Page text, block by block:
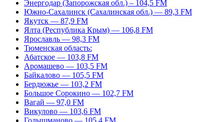
Энергодар (Запорожская обл.) – 104,5 FM
Южно-Сахалинск (Сахалинская обл.) — 89,3 FM
Якутск — 87,9 FM
Ялта (Республика Крым) — 106,8 FM
Ярославль — 98,3 FM
Тюменская область:
Абатское — 103,8 FM
Аромашево — 103,5 FM
Байкалово — 105,5 FM
Бердюжье — 103,2 FM
Большое Сорокино — 102,7 FM
Вагай — 97,0 FM
Викулово — 103,6 FM
Голышманово — 105,4 FM